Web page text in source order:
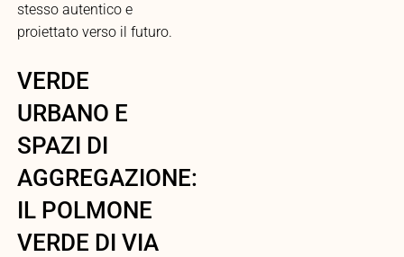
stesso autentico e
proiettato verso il futuro.
VERDE
URBANO E
SPAZI DI
AGGREGAZIONE:
IL POLMONE
VERDE DI VIA